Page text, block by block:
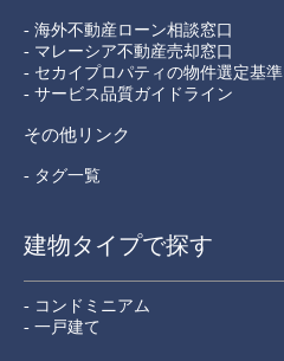
- 海外不動産ローン相談窓口
- マレーシア不動産売却窓口
- セカイプロパティの物件選定基準
- サービス品質ガイドライン
その他リンク
- タグ一覧
建物タイプで探す
- コンドミニアム
- 一戸建て